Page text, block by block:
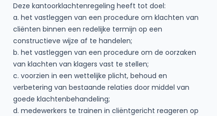
Deze kantoorklachtenregeling heeft tot doel:
a. het vastleggen van een procedure om klachten van
cliënten binnen een redelijke termijn op een
constructieve wijze af te handelen;
b. het vastleggen van een procedure om de oorzaken
van klachten van klagers vast te stellen;
c. voorzien in een wettelijke plicht, behoud en
verbetering van bestaande relaties door middel van
goede klachtenbehandeling;
d. medewerkers te trainen in cliëntgericht reageren op